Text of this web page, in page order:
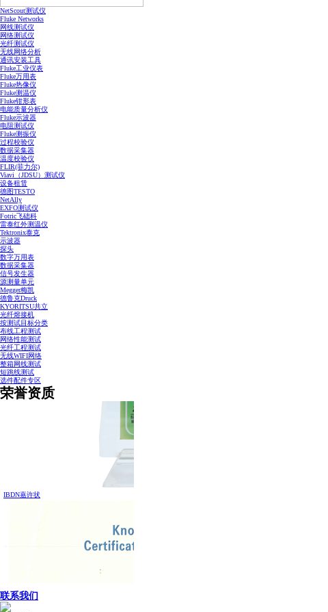
NetScout测试仪
Fluke Networks
网线测试仪
网络测试仪
光纤测试仪
无线网络分析
通讯安装工具
Fluke工业仪表
Fluke万用表
Fluke热像仪
Fluke测温仪
Fluke钳形表
电能质量分析仪
Fluke示波器
电阻测试仪
Fluke测振仪
过程校验仪
数据采集器
温度校验仪
FLIR(菲力尔)
Viavi（JDSU）测试仪
设备租赁
德图TESTO
NetAlly
EXFO测试仪
Fotric飞础科
雷泰红外测温仪
Tektronix泰克
示波器
探头
数字万用表
数据采集器
信号发生器
源测量单元
Megger梅凯
德鲁克Druck
KYORITSU共立
光纤熔接机
按测试目标分类
布线工程测试
网络性能测试
光纤工程测试
无线WIFI网络
整箱网线测试
短跳线测试
选件配件专区
荣誉资质
联系我们